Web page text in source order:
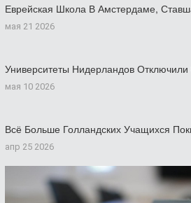
Еврейская Школа В Амстердаме,
мая 21 2026
Университеты Нидерландов
мая 10 2026
Всё Больше Голландских Учащихся
апр 25 2026